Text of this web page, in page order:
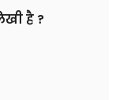
है ?